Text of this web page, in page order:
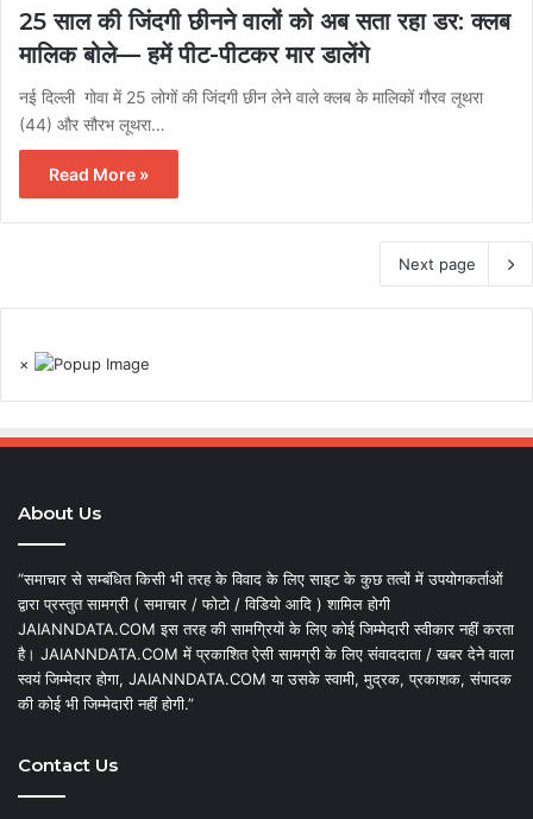
25 साल की जिंदगी छीनने वालों को अब सता रहा डर: क्लब
मालिक बोले— हमें पीट-पीटकर मार डालेंगे
नई दिल्ली गोवा में 25 लोगों की जिंदगी छीन लेने वाले क्लब के मालिकों गौरव लूथरा
(44) और सौरभ लूथरा…
Read More »
Next page
×
About Us
“समाचार से सम्बंधित किसी भी तरह के विवाद के लिए साइट के कुछ तत्वों में उपयोगकर्ताओं
द्वारा प्रस्तुत सामग्री ( समाचार / फोटो / विडियो आदि ) शामिल होगी
JAIANNDATA.COM इस तरह की सामग्रियों के लिए कोई जिम्मेदारी स्वीकार नहीं करता
है। JAIANNDATA.COM में प्रकाशित ऐसी सामग्री के लिए संवाददाता / खबर देने वाला
स्वयं जिम्मेदार होगा, JAIANNDATA.COM या उसके स्वामी, मुद्रक, प्रकाशक, संपादक
की कोई भी जिम्मेदारी नहीं होगी.”
Contact Us